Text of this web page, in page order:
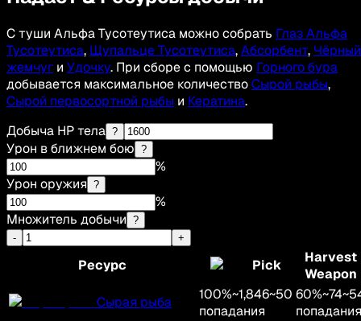
С туши Альфа Тусотеутиса можно собрать Глаз Альфа
Тусотеутиса, Щупальце Тусотеутиса,Абсорбент, Чёрный
жемчуги Удочку. При сборе с помощью Горного бура
добывается максимальное количествоСырой рыбы,
Сырой первосортной рыбы и Кератина.
Добыча HP тела ?
Урон в ближнем бою ?
%
Урон оружия ?
%
Множитель добычи ?
-
+
Ресурс Pick
Harvest
Weapon
Сырая рыба
100%~1,846~50
попадания
60%~74~
попадания